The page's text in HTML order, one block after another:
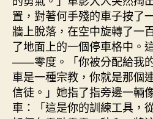
置，對著何手殘的車子按了
牆上脫落，在空中旋轉了一
了地面上的一個停車格中。
——零度。「你被分配給我
車是一種宗教，你就是那個
信徒。」她指了指旁邊一輛
車：「這是你的訓練工具，